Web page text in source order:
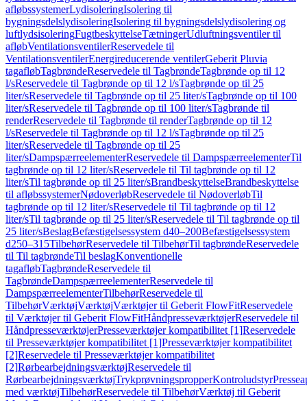
afløbssystemerLydisoleringIsolering til
bygningsdelslydisoleringIsolering til bygningsdelslydisolering og
luftlydsisoleringFugtbeskyttelseTætningerUdluftningsventiler til
afløbVentilationsventilerReservedele til
VentilationsventilerEnergireducerende ventilerGeberit Pluvia
tagafløbTagbrøndeReservedele til TagbrøndeTagbrønde op til 12
l/sReservedele til Tagbrønde op til 12 l/sTagbrønde op til 25
liter/sReservedele til Tagbrønde op til 25 liter/sTagbrønde op til 100
liter/sReservedele til Tagbrønde op til 100 liter/sTagbrønde til
renderReservedele til Tagbrønde til renderTagbrønde op til 12
l/sReservedele til Tagbrønde op til 12 l/sTagbrønde op til 25
liter/sReservedele til Tagbrønde op til 25
liter/sDampspærreelementerReservedele til DampspærreelementerTil
tagbrønde op til 12 liter/sReservedele til Til tagbrønde op til 12
liter/sTil tagbrønde op til 25 liter/sBrandbeskyttelseBrandbeskyttelse
til afløbssystemerNødoverløbReservedele til NødoverløbTil
tagbrønde op til 12 liter/sReservedele til Til tagbrønde op til 12
liter/sTil tagbrønde op til 25 liter/sReservedele til Til tagbrønde op til
25 liter/sBeslagBefæstigelsessystem d40–200Befæstigelsessystem
d250–315TilbehørReservedele til TilbehørTil tagbrøndeReservedele
til Til tagbrøndeTil beslagKonventionelle
tagafløbTagbrøndeReservedele til
TagbrøndeDampspærreelementerReservedele til
DampspærreelementerTilbehørReservedele til
TilbehørVærktøjVærktøjVærktøjer til Geberit FlowFitReservedele
til Værktøjer til Geberit FlowFitHåndpresseværktøjerReservedele til
HåndpresseværktøjerPresseværktøjer kompatibilitet [1]Reservedele
til Presseværktøjer kompatibilitet [1]Presseværktøjer kompatibilitet
[2]Reservedele til Presseværktøjer kompatibilitet
[2]RørbearbejdningsværktøjReservedele til
RørbearbejdningsværktøjTrykprøvningspropperKontroludstyr
med værktøjTilbehørReservedele til TilbehørVærktøj til Geberit